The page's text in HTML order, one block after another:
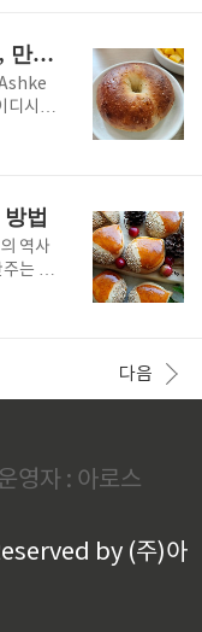
일, 견
트를
일 케
에서
각하
베이글의 어원, 기원과 역사, 재료, 만드는 방법
디시어
어는
글의
에서
에서
역사
이 있
법
역사
주는 8
교류
빵
조리
시간이
얻었
기 만
다음
자 : 아로스
by (주)아